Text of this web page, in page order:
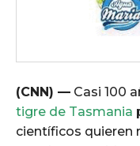
(CNN) — Casi 100
tigre de Tasmania
científicos quieren